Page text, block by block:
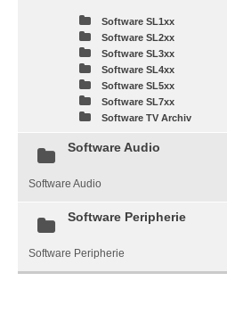
Software SL1xx
Software SL2xx
Software SL3xx
Software SL4xx
Software SL5xx
Software SL7xx
Software TV Archiv
Software Audio
Software Audio
Software Peripherie
Software Peripherie